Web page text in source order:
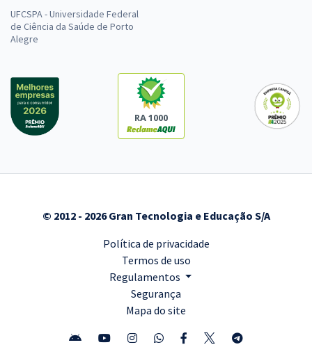
UFCSPA - Universidade Federal
de Ciência da Saúde de Porto
Alegre
RA 1000
© 2012 - 2026 Gran Tecnologia e Educação S/A
Política de privacidade
Termos de uso
Regulamentos
Segurança
Mapa do site